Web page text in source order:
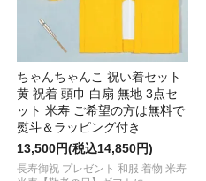
ちゃんちゃんこ 祝い着セット
黄 祝着 頭巾 白扇 無地 3点セ
ット 米寿 ご希望の方は無料で
熨斗＆ラッピング付き
13,500円(税込14,850円)
長寿御祝 プレゼント 和服 着物 米寿